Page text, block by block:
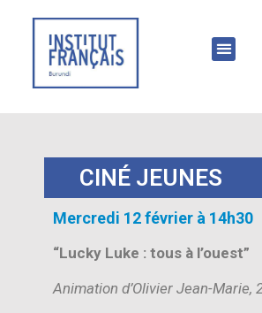
CINÉ JEUNES
Mercredi 12 février à 14h30
“Lucky Luke : tous à l’ouest”
Animation d’Olivier Jean-Marie,